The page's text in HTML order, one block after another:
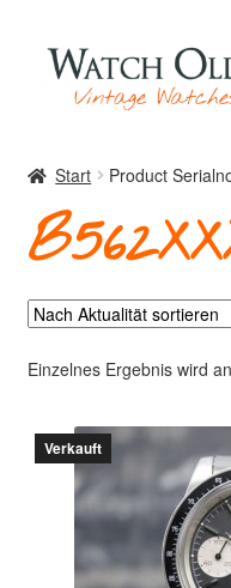
Zur
Navigation
springen
Zum
Inhalt
springen
Uhren
Archiv
Über mich
Start Product
Einzelnes Ergebnis wird
Verkauft